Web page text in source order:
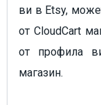
ви в Etsy,
от CloudCart
от профила
магазин.